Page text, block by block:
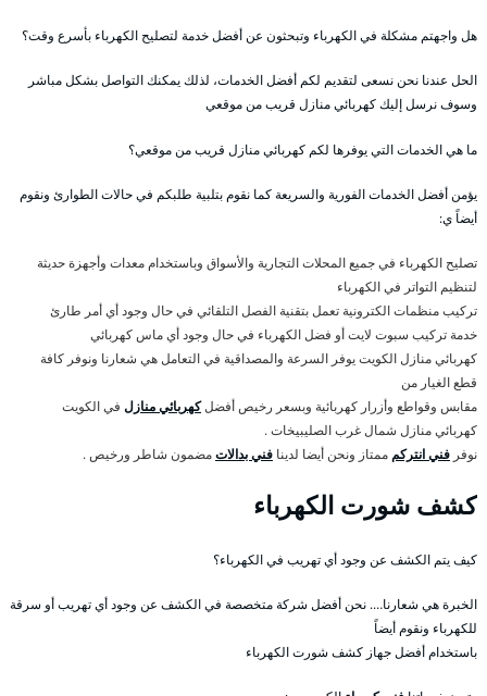
هل واجهتم مشكلة في الكهرباء وتبحثون عن أفضل خدمة لتصليح الكهرباء بأسرع وقت؟
الحل عندنا نحن نسعى لتقديم لكم أفضل الخدمات، لذلك يمكنك التواصل بشكل مباشر
وسوف نرسل إليك كهربائي منازل قريب من موقعي
ما هي الخدمات التي يوفرها لكم كهربائي منازل قريب من موقعي؟
يؤمن أفضل الخدمات الفورية والسريعة كما نقوم بتلبية طلبكم في حالات الطوارئ ونقوم
أيضاً ي:
تصليح الكهرباء في جميع المحلات التجارية والأسواق وباستخدام معدات وأجهزة حديثة
لتنظيم التواتر في الكهرباء
تركيب منظمات الكترونية تعمل بتقنية الفصل التلقائي في حال وجود أي أمر طارئ
خدمة تركيب سبوت لايت أو فضل الكهرباء في حال وجود أي ماس كهربائي
كهربائي منازل الكويت يوفر السرعة والمصداقية في التعامل هي شعارنا ونوفر كافة
قطع الغيار من
مقابس وقواطع وأزرار كهربائية وبسعر رخيص أفضلكهربائي منازل في الكويت
كهربائي منازل شمال غرب الصليبيخات .
نوفر فني انتركم ممتاز ونحن أيضا لدينا فني بدالاتمضمون شاطر ورخيص .
كشف شورت الكهرباء
كيف يتم الكشف عن وجود أي تهريب في الكهرباء؟
الخبرة هي شعارنا…. نحن أفضل شركة متخصصة في الكشف عن وجود أي تهريب أو سرقة
للكهرباء ونقوم أيضاً
باستخدام أفضل جهاز كشف شورت الكهرباء